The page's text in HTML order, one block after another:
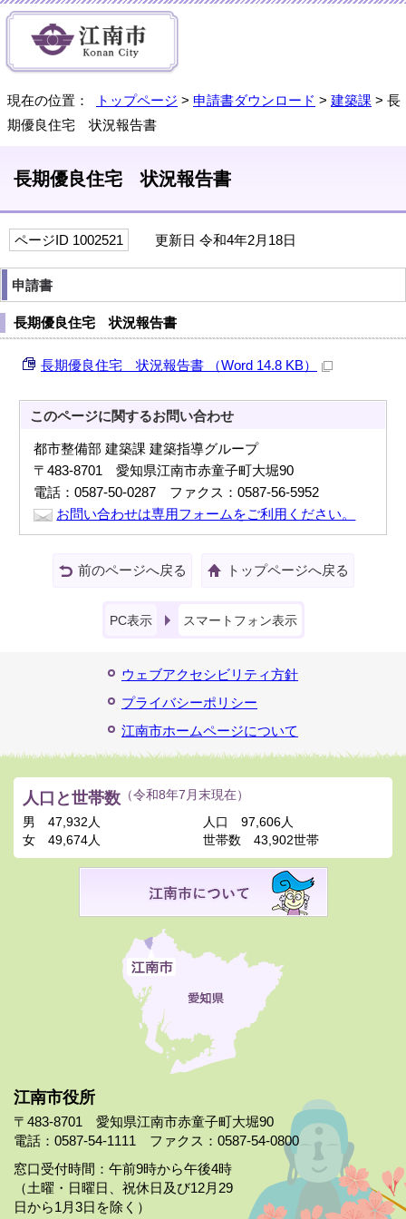
現在の位置： トップページ > 申請書ダウンロード > 建築課 > 長
期優良住宅 状況報告書
長期優良住宅 状況報告書
ページID 1002521 更新日 令和4年2月18日
申請書
長期優良住宅 状況報告書
長期優良住宅 状況報告書 （Word 14.8 KB）
このページに関するお問い合わせ
都市整備部 建築課 建築指導グループ
〒483-8701 愛知県江南市赤童子町大堀90
電話：0587-50-0287 ファクス：0587-56-5952
お問い合わせは専用フォームをご利用ください。
前のページへ戻る トップページへ戻る
PC表示 スマートフォン表示
ウェブアクセシビリティ方針
プライバシーポリシー
江南市ホームページについて
江南市役所
〒483-8701 愛知県江南市赤童子町大堀90
電話：0587-54-1111 ファクス：0587-54-0800
窓口受付時間：午前9時から午後4時
（土曜・日曜日、祝休日及び12月29
日から1月3日を除く）
人口と世帯数 （令和8年7月末現在）
男
47,932人
女
49,674人
人口
97,606人
世帯数
43,902世帯